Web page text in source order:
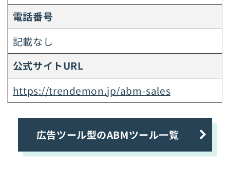
電話番号
記載なし
公式サイトURL
https://trendemon.jp/abm-sales
広告ツール型のABMツール一覧